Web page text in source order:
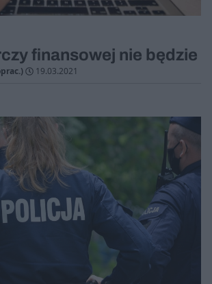
finansowej nie będzie
19.03.2021